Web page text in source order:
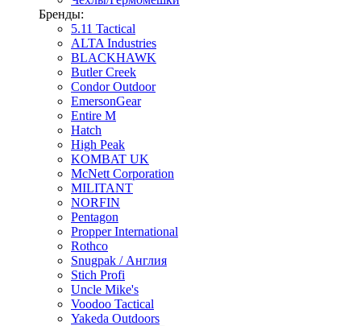
Бренды:
5.11 Tactical
ALTA Industries
BLACKHAWK
Butler Creek
Condor Outdoor
EmersonGear
Entire M
Hatch
High Peak
KOMBAT UK
McNett Corporation
MILITANT
NORFIN
Pentagon
Propper International
Rothco
Snugpak / Англия
Stich Profi
Uncle Mike's
Voodoo Tactical
Yakeda Outdoors